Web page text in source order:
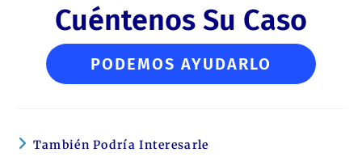
Cuéntenos Su Caso
PODEMOS AYUDARLO
También Podría Interesarle